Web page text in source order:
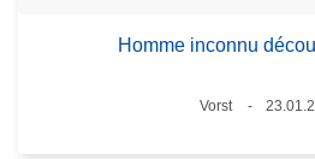
Homme inconnu
Lieux
Vorst